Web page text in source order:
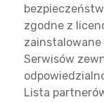
zgodne z
Serwisów
Lista